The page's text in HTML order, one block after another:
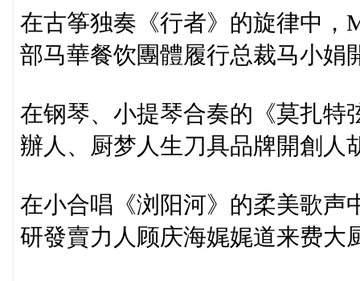
在古筝独奏《行者》的旋律中，
部马華餐饮團體履行总裁马小娟
在钢琴、小提琴合奏的《莫扎特
辦人、厨梦人生刀具品牌開創人
在小合唱《浏阳河》的柔美歌声
研發賣力人顾庆海娓娓道来费大